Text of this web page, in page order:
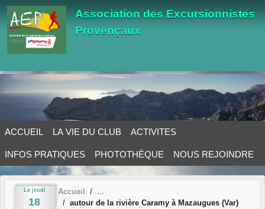
Association des Excursionnistes
Provençaux
ACCUEIL LA VIE DU CLUB ACTIVITES
INFOS PRATIQUES PHOTOTHÈQUE NOUS REJOINDRE
Le jeudi
18
Accueil
autour de la rivière Caramy à Mazaugues (Var)
Panneau de gestion des cookies